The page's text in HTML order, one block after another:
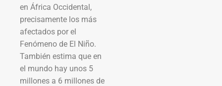
en África Occidental,
precisamente los más
afectados por el
Fenómeno de El Niño.
También estima que en
el mundo hay unos 5
millones a 6 millones de